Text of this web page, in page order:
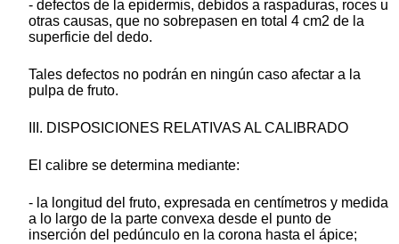
- defectos de la epidermis, debidos a raspaduras, roces u
otras causas, que no sobrepasen en total 4 cm2 de la
superficie del dedo.
Tales defectos no podrán en ningún caso afectar a la
pulpa de fruto.
III. DISPOSICIONES RELATIVAS AL CALIBRADO
El calibre se determina mediante:
- la longitud del fruto, expresada en centímetros y medida
a lo largo de la parte convexa desde el punto de
inserción del pedúnculo en la corona hasta el ápice;